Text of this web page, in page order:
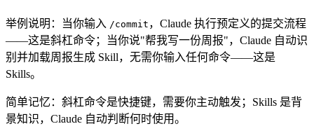
举例说明：当你输入 /commit ，Claude 执行预定义的提交流程
——这是斜杠命令；当你说"帮我写一份周报"，Claude 自动识
别并加载周报生成 Skill，无需你输入任何命令——这是
Skills。
简单记忆：斜杠命令是快捷键，需要你主动触发；Skills 是背
景知识，Claude 自动判断何时使用。